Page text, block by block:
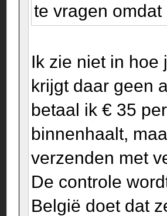
te vragen
Ik zie niet in hoe
krijgt daar geen
betaal ik € 35
binnenhaalt,
verzenden met
De controle
België doet dat